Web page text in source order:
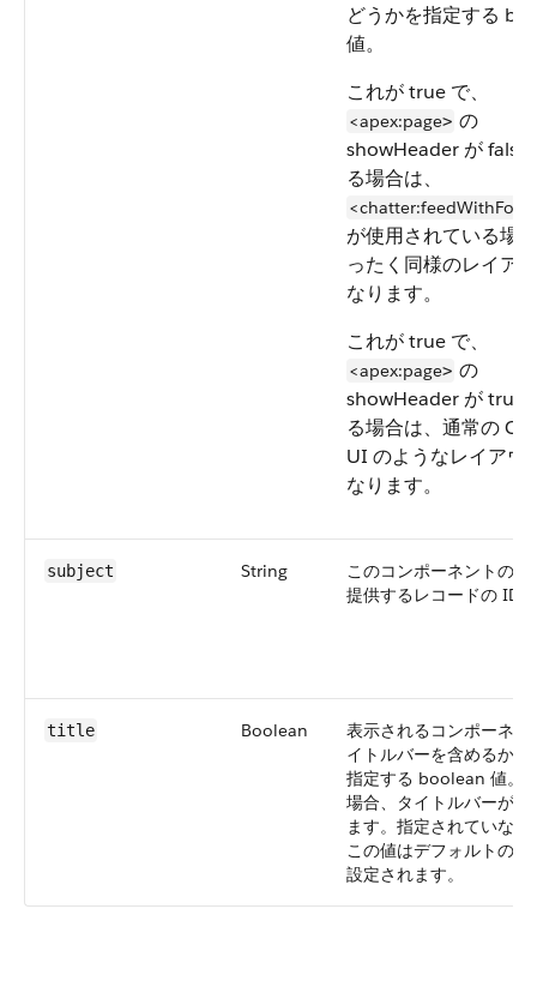
どうかを指定する
値。
これが true で、
<apex:page> の
showHeader が false
る場合は、
が使用されている場
ったく同様のレイア
なります。
これが true で、
<apex:page> の
showHeader が true
る場合は、通常の
UI のようなレイアウ
なります。
subject String
このコンポーネントのデ
提供するレコードの ID。
title Boolean
表示されるコンポーネン
イトルバーを含めるかど
指定する boolean 値。
場合、タイトルバーが表
ます。指定されていない
この値はデフォルトの
設定されます。